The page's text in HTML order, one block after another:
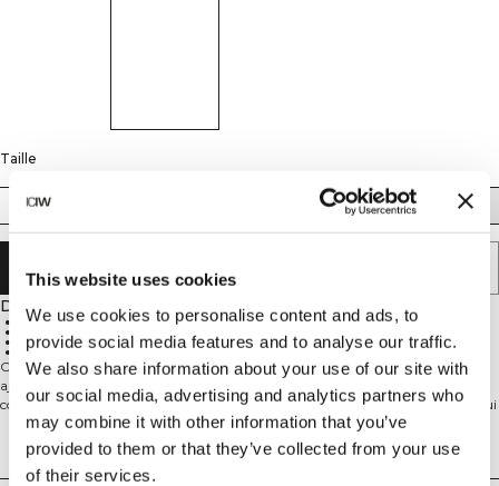
This website uses cookies
We use cookies to personalise content and ads, to
provide social media features and to analyse our traffic.
We also share information about your use of our site with
our social media, advertising and analytics partners who
may combine it with other information that you’ve
provided to them or that they’ve collected from your use
of their services.
Taille
XS XL XXL
AJOUTER AU PANIER
Description
Dropped shoulders for a relaxed fit
Soft fleece lining for warmth
Ribbed cuffs and ribbed neck for added comfort
68% Cotton, 32% Polyester
Ce sweat épais pour femmes est doté d'épaules tombantes pour un
ajustement décontracté, avec des poignets et un col côtelés pour plus de
confort. La douce doublure en polaire offre une chaleur supplémentaire, ce qui
le rend parfait pour les journées fraîches. Idéal pour une tenue décontractée, ce
sweat durable et confortable est un indispensable pour votre garde-robe. 68%
Coton, 32% Polyester
Aspects techniques